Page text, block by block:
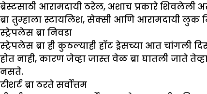
ब्रेस्टसाठी आरामदायी ठरेल, अशाच प्रकारे शिवलेली
ब्रा तुम्हाला स्टायलिश, सेक्सी आणि आरामदायी
स्ट्रेपलेस ब्रा निवडा
स्ट्रेपलेस ब्रा ही कुठल्याही हॉट ड्रेसच्या आत
होत नाही, कारण जेव्हा जास्त वेळ ब्रा घातली जाते
नसते.
टीशर्ट ब्रा ठरते सर्वोत्तम